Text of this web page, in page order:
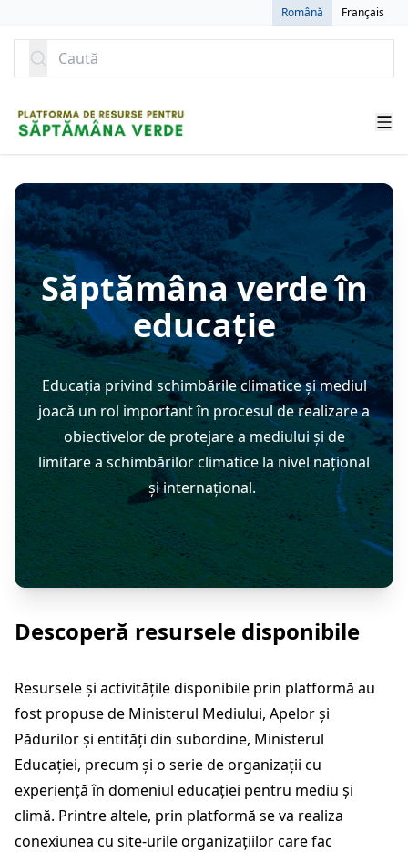
Română Français
Caută
Săptămâna verde în
educație
Educația privind schimbările climatice și mediul
joacă un rol important în procesul de realizare a
obiectivelor de protejare a mediului și de
limitare a schimbărilor climatice la nivel național
și internațional.
Descoperă resursele disponibile
Resursele și activitățile disponibile prin platformă au
fost propuse de Ministerul Mediului, Apelor și
Pădurilor și entități din subordine, Ministerul
Educației, precum și o serie de organizații cu
experiență în domeniul educației pentru mediu și
climă. Printre altele, prin platformă se va realiza
conexiunea cu site-urile organizațiilor care fac